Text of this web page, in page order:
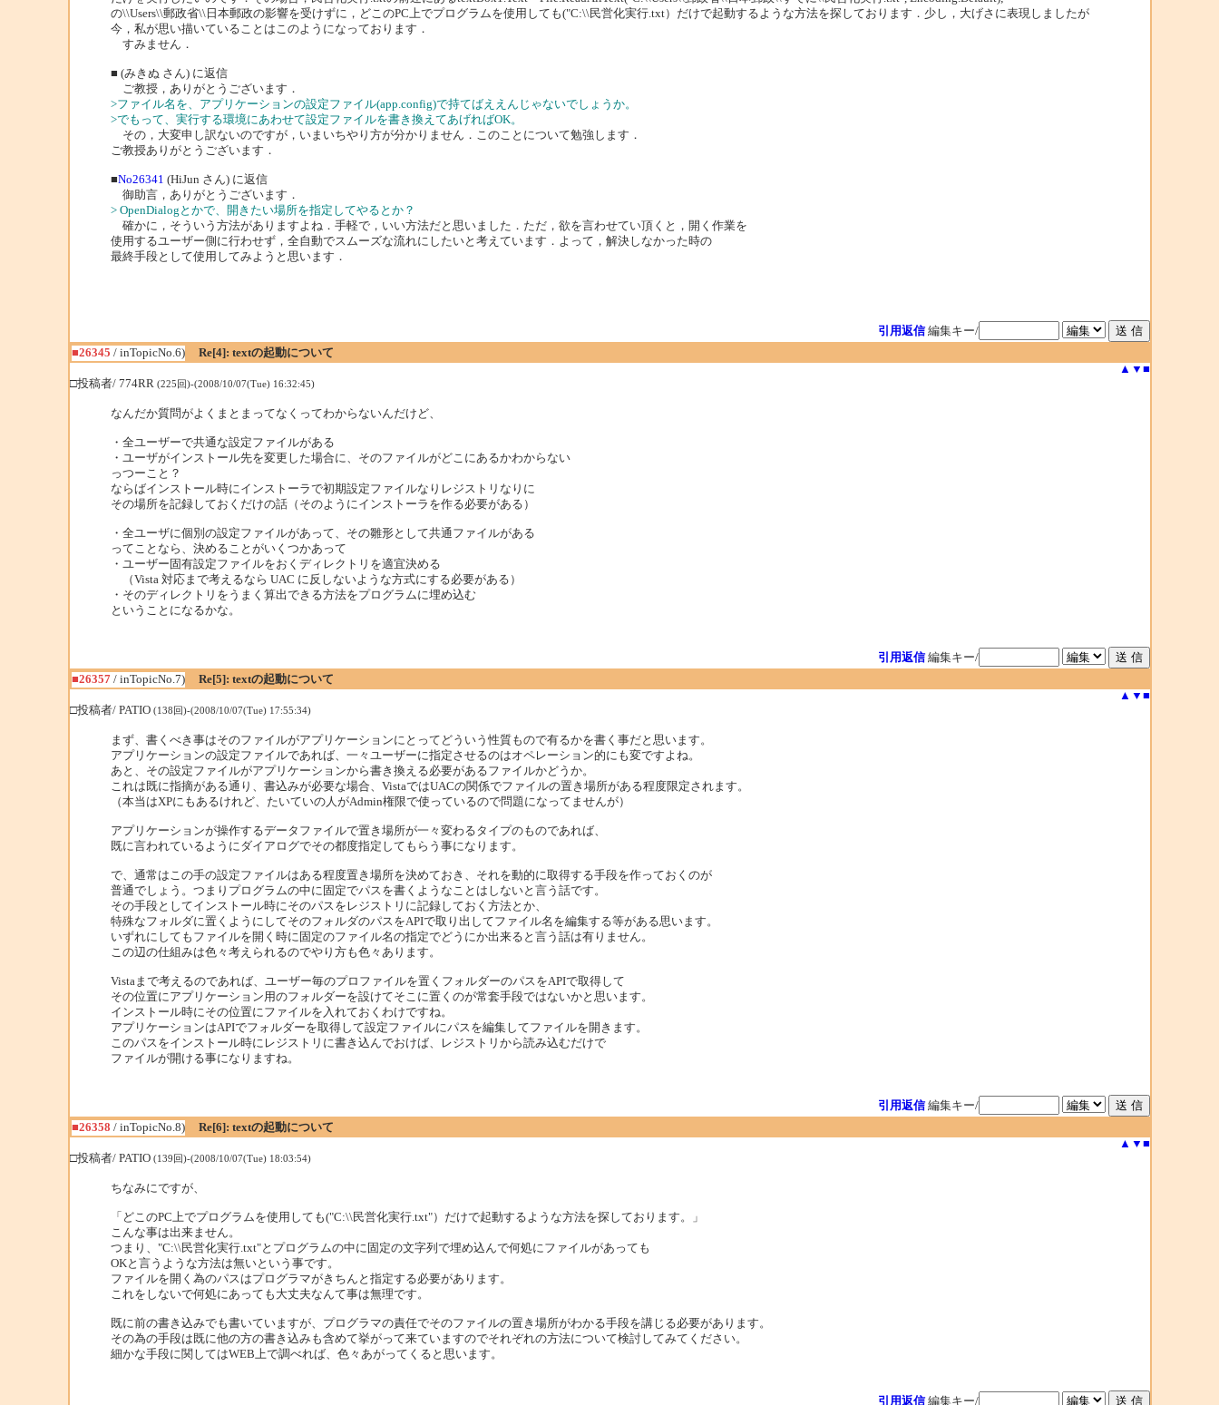
の\\Users\\郵政省\\日本郵政の影響を受けずに，どこのPC上でプログラムを使用しても("C:\\民営化実行.txt）だけで起動するような方法を探しております．少し，大げさに表現しましたが
今，私が思い描いていることはこのようになっております．
すみません．
■ (みきぬ さん) に返信
ご教授，ありがとうございます．
>ファイル名を、アプリケーションの設定ファイル(app.config)で持てばええんじゃないでしょうか。
>でもって、実行する環境にあわせて設定ファイルを書き換えてあげればOK。
その，大変申し訳ないのですが，いまいちやり方が分かりません．このことについて勉強します．
ご教授ありがとうございます．
■No26341 (HiJun さん) に返信
御助言，ありがとうございます．
> OpenDialogとかで、開きたい場所を指定してやるとか？
確かに，そういう方法がありますよね．手軽で，いい方法だと思いました．ただ，欲を言わせてい頂くと，開く作業を
使用するユーザー側に行わせず，全自動でスムーズな流れにしたいと考えています．よって，解決しなかった時の
最終手段として使用してみようと思います．
引用返信 編集キー/
■26345 / inTopicNo.6)
Re[4]: textの起動について
▲ ▼ ■
□投稿者/ 774RR (225回)-(2008/10/07(Tue) 16:32:45)
なんだか質問がよくまとまってなくってわからないんだけど、
・全ユーザーで共通な設定ファイルがある
・ユーザがインストール先を変更した場合に、そのファイルがどこにあるかわからない
っつーこと？
ならばインストール時にインストーラで初期設定ファイルなりレジストリなりに
その場所を記録しておくだけの話（そのようにインストーラを作る必要がある）
・全ユーザに個別の設定ファイルがあって、その雛形として共通ファイルがある
ってことなら、決めることがいくつかあって
・ユーザー固有設定ファイルをおくディレクトリを適宜決める
（Vista 対応まで考えるなら UAC に反しないような方式にする必要がある）
・そのディレクトリをうまく算出できる方法をプログラムに埋め込む
ということになるかな。
引用返信 編集キー/
■26357/ inTopicNo.7)
Re[5]: textの起動について
▲ ▼ ■
□投稿者/ PATIO (138回)-(2008/10/07(Tue) 17:55:34)
まず、書くべき事はそのファイルがアプリケーションにとってどういう性質もので有るかを書く事だと思います。
アプリケーションの設定ファイルであれば、一々ユーザーに指定させるのはオペレーション的にも変ですよね。
あと、その設定ファイルがアプリケーションから書き換える必要があるファイルかどうか。
これは既に指摘がある通り、書込みが必要な場合、VistaではUACの関係でファイルの置き場所がある程度限定されます。
（本当はXPにもあるけれど、たいていの人がAdmin権限で使っているので問題になってませんが）
アプリケーションが操作するデータファイルで置き場所が一々変わるタイプのものであれば、
既に言われているようにダイアログでその都度指定してもらう事になります。
で、通常はこの手の設定ファイルはある程度置き場所を決めておき、それを動的に取得する手段を作っておくのが
普通でしょう。つまりプログラムの中に固定でパスを書くようなことはしないと言う話です。
その手段としてインストール時にそのパスをレジストリに記録しておく方法とか、
特殊なフォルダに置くようにしてそのフォルダのパスをAPIで取り出してファイル名を編集する等がある思います。
いずれにしてもファイルを開く時に固定のファイル名の指定でどうにか出来ると言う話は有りません。
この辺の仕組みは色々考えられるのでやり方も色々あります。
Vistaまで考えるのであれば、ユーザー毎のプロファイルを置くフォルダーのパスをAPIで取得して
その位置にアプリケーション用のフォルダーを設けてそこに置くのが常套手段ではないかと思います。
インストール時にその位置にファイルを入れておくわけですね。
アプリケーションはAPIでフォルダーを取得して設定ファイルにパスを編集してファイルを開きます。
このパスをインストール時にレジストリに書き込んでおけば、レジストリから読み込むだけで
ファイルが開ける事になりますね。
引用返信 編集キー/
■26358 / inTopicNo.8)
Re[6]: textの起動について
▲ ▼ ■
□投稿者/ PATIO (139回)-(2008/10/07(Tue) 18:03:54)
ちなみにですが、
「どこのPC上でプログラムを使用しても("C:\\民営化実行.txt"）だけで起動するような方法を探しております。」
こんな事は出来ません。
つまり、"C:\\民営化実行.txt"とプログラムの中に固定の文字列で埋め込んで何処にファイルがあっても
OKと言うような方法は無いという事です。
ファイルを開く為のパスはプログラマがきちんと指定する必要があります。
これをしないで何処にあっても大丈夫なんて事は無理です。
既に前の書き込みでも書いていますが、プログラマの責任でそのファイルの置き場所がわかる手段を講じる必要があります。
その為の手段は既に他の方の書き込みも含めて挙がって来ていますのでそれぞれの方法について検討してみてください。
細かな手段に関してはWEB上で調べれば、色々あがってくると思います。
引用返信 編集キー/